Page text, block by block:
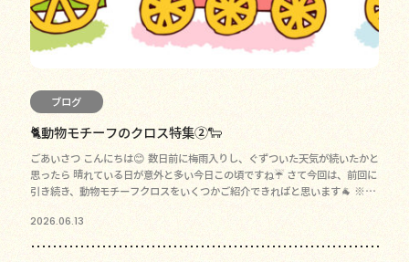
ブログ
🐈動物モチーフのクロス特集②🐑
ごあいさつ こんにちは😊 数日前に梅雨入りし、ぐずついた天気が続いたかと
思ったら 晴れている日が意外と多い今日この頃ですね☔ さて今回は、前回に
引き続き、動物モチーフクロスをいくつかご紹介できればと思います🐐 ※今
2026.06.13